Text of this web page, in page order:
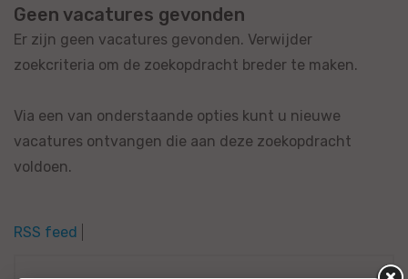
Geen vacatures gevonden
Er zijn geen vacatures gevonden. Verwijder
zoekcriteria om de zoekopdracht breder te maken.
Via een van onderstaande opties kunt u nieuwe
vacatures ontvangen die aan deze zoekopdracht
voldoen.
RSS feed